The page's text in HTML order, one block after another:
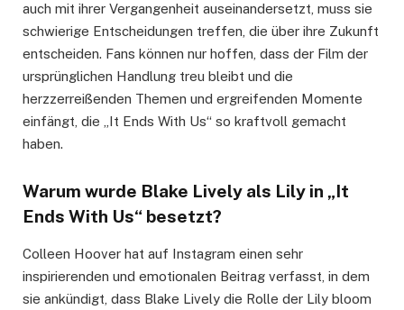
auch mit ihrer Vergangenheit auseinandersetzt, muss sie
schwierige Entscheidungen treffen, die über ihre Zukunft
entscheiden. Fans können nur hoffen, dass der Film der
ursprünglichen Handlung treu bleibt und die
herzzerreißenden Themen und ergreifenden Momente
einfängt, die „It Ends With Us“ so kraftvoll gemacht
haben.
Warum wurde Blake Lively als Lily in „It
Ends With Us“ besetzt?
Colleen Hoover hat auf Instagram einen sehr
inspirierenden und emotionalen Beitrag verfasst, in dem
sie ankündigt, dass Blake Lively die Rolle der Lily bloom